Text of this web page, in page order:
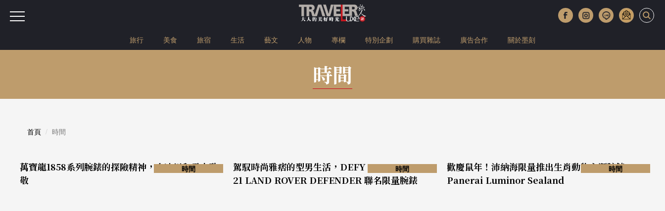
旅行 美食 旅宿 生活 藝文 人物 專欄 特別企劃 購買雜誌 廣告合作 關於墨刻
時間
首頁 時間
萬寶龍1858系列腕錶的探險精神，向冰川和雪山致
敬
時間
駕馭時尚雅痞的型男生活，DEFY EL PRIMERO
21 LAND ROVER DEFENDER 聯名限量腕錶
時間
歡慶鼠年！沛納海限量推出生肖動物主題腕錶
Panerai Luminor Sealand
時間